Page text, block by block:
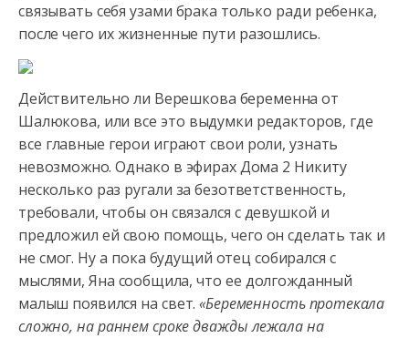
связывать себя узами брака только ради ребенка,
после чего их жизненные пути разошлись.
Действительно ли Верешкова беременна от
Шалюкова, или все это выдумки редакторов, где
все главные герои играют свои роли, узнать
невозможно. Однако в эфирах Дома 2 Никиту
несколько раз ругали за безответственность,
требовали, чтобы он связался с девушкой и
предложил ей свою помощь, чего он сделать так и
не смог. Ну а пока будущий отец собирался с
мыслями, Яна сообщила, что ее долгожданный
малыш появился на свет.«Беременность протекала
сложно, на раннем сроке дважды лежала на